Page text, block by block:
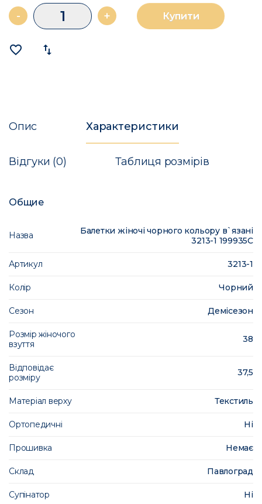
- + Купити
favorite_border import_export
Опис Характеристики
Відгуки (0) Таблиця розмірів
Общие
Назва
Балетки жіночі чорного кольору в`язані
3213-1 199935C
Артикул 3213-1
Колір Чорний
Сезон Демісезон
Розмір жіночого
взуття
38
Відповідає
розміру
37,5
Матеріал верху Текстиль
Ортопедичні Ні
Прошивка Немає
Склад Павлоград
Супінатор Ні